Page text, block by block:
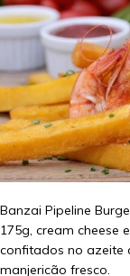
Banzai Pipeline
175g, cream cheese
confitados no azeite
manjericão fresco.